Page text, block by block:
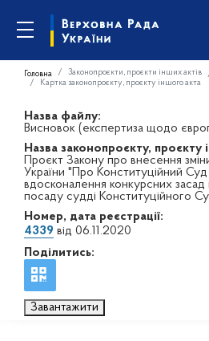
Головна Законопроєкти, проєкти інших актів
Картка законопроєкту, проєкту іншого акта
Назва файлу:
Висновок (експертиза щодо
Назва законопроєкту, проєкту
Проєкт Закону про внесення
України "Про Конституційний
вдосконалення конкурсних
посаду судді Конституційного
Номер, дата реєстрації:
4339 від 06.11.2020
Поділитись:
Завантажити